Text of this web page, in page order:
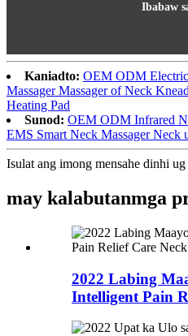
Ibabaw
Kaniadto: OEM ODM
Massager Massager of Neck
Heating Pad
Sunod: OEM ODM Infrared
EMS Smart Neck Massager Neck
Isulat ang imong mensahe dinhi
may kalabutanmga
2022 Labing
Intelligent Pain